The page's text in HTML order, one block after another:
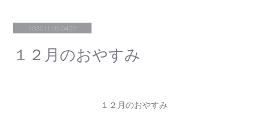
2022.11.16 04:22
１２月のおやすみ
１２月のおやすみ